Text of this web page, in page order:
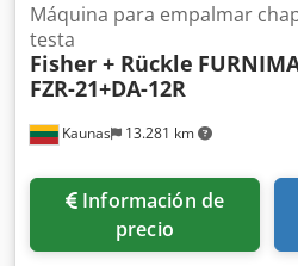
Kaunas 13.281 km
Máquina para empalmar
testa
Fisher + Rückle
FZR-21+DA-12R
Información de
precio